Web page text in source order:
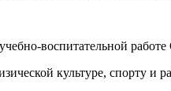
воспитательной
культуре,